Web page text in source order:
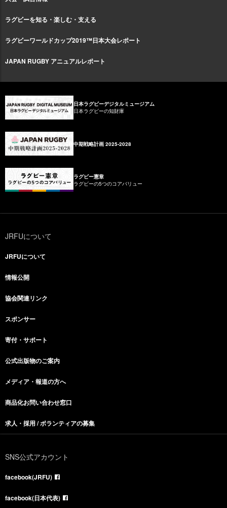
ラグビーを知る・楽しむ・支える
ラグビーワールドカップ2019™日本大会レポート
JAPAN RUGBY アニュアルレポート
日本ラグビーデジタルミュージアム
日本ラグビーの知財庫
中期戦略計画 2025-2028
ラグビー憲章
ラグビーの5つのコアバリュー
JRFUについて
JRFUについて
情報公開
協会関連リンク
スポンサー
寄付・サポート
公式出版物のご案内
メディア・報道の方へ
商品化お問い合わせ窓口
求人・採用 / ボランティアの募集
SNS公式アカウント
facebook(JRFU)
facebook(日本代表)